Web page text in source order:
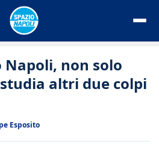
Napoli, non solo
altri due colpi
Esposito